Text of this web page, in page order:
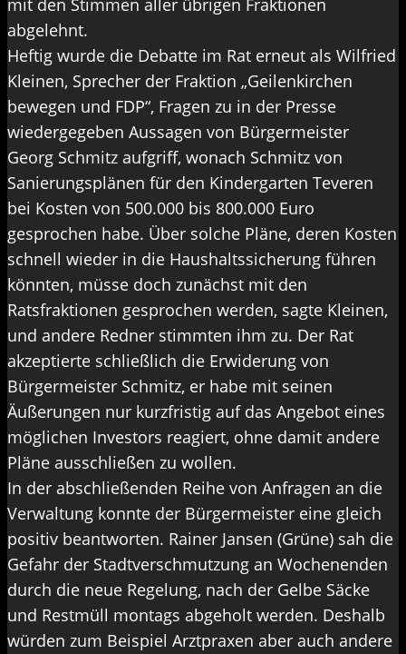
mit den Stimmen aller übrigen Fraktionen
abgelehnt.
Heftig wurde die Debatte im Rat erneut als Wilfried
Kleinen, Sprecher der Fraktion „Geilenkirchen
bewegen und FDP“, Fragen zu in der Presse
wiedergegeben Aussagen von Bürgermeister
Georg Schmitz aufgriff, wonach Schmitz von
Sanierungsplänen für den Kindergarten Teveren
bei Kosten von 500.000 bis 800.000 Euro
gesprochen habe. Über solche Pläne, deren Kosten
schnell wieder in die Haushaltssicherung führen
könnten, müsse doch zunächst mit den
Ratsfraktionen gesprochen werden, sagte Kleinen,
und andere Redner stimmten ihm zu. Der Rat
akzeptierte schließlich die Erwiderung von
Bürgermeister Schmitz, er habe mit seinen
Äußerungen nur kurzfristig auf das Angebot eines
möglichen Investors reagiert, ohne damit andere
Pläne ausschließen zu wollen.
In der abschließenden Reihe von Anfragen an die
Verwaltung konnte der Bürgermeister eine gleich
positiv beantworten. Rainer Jansen (Grüne) sah die
Gefahr der Stadtverschmutzung an Wochenenden
durch die neue Regelung, nach der Gelbe Säcke
und Restmüll montags abgeholt werden. Deshalb
würden zum Beispiel Arztpraxen aber auch andere